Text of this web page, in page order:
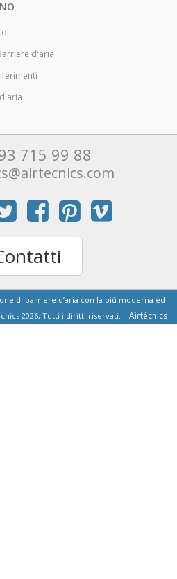
d'aria
715 99 88
di barriere d’aria con la più moderna ed
2026, Tutti i diritti riservati. Airtècnics